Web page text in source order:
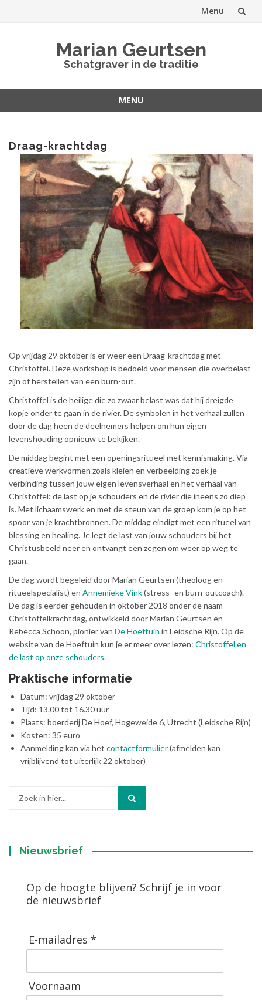
Menu
Marian Geurtsen
Schatgraver in de traditie
MENU
inhoud
Draag-krachtdag
Op vrijdag 29 oktober is er weer een Draag-krachtdag met
Christoffel. Deze workshop is bedoeld voor mensen die overbelast
zijn of herstellen van een burn-out.
Christoffel is de heilige die zo zwaar belast was dat hij dreigde
kopje onder te gaan in de rivier. De symbolen in het verhaal zullen
door de dag heen de deelnemers helpen om hun eigen
levenshouding opnieuw te bekijken.
De middag begint met een openingsritueel met kennismaking. Via
creatieve werkvormen zoals kleien en verbeelding zoek je
verbinding tussen jouw eigen levensverhaal en het verhaal van
Christoffel: de last op je schouders en de rivier die ineens zo diep
is. Met lichaamswerk en met de steun van de groep kom je op het
spoor van je krachtbronnen. De middag eindigt met een ritueel van
blessing en healing. Je legt de last van jouw schouders bij het
Christusbeeld neer en ontvangt een zegen om weer op weg te
gaan.
De dag wordt begeleid door Marian Geurtsen (theoloog en
ritueelspecialist) en Annemieke Vink(stress- en burn-outcoach).
De dag is eerder gehouden in oktober 2018 onder de naam
Christoffelkrachtdag, ontwikkeld door Marian Geurtsen en
Rebecca Schoon, pionier van De Hoeftuin in Leidsche Rijn. Op de
website van de Hoeftuin kun je er meer over lezen: Christoffel en
de last op onze schouders.
Praktische informatie
Datum: vrijdag 29 oktober
Tijd: 13.00 tot 16.30 uur
Plaats: boerderij De Hoef, Hogeweide 6, Utrecht (Leidsche Rijn)
Kosten: 35 euro
Aanmelding kan via het contactformulier(afmelden kan
vrijblijvend tot uiterlijk 22 oktober)
Nieuwsbrief
Op de hoogte blijven? Schrijf je in voor
de nieuwsbrief
E-mailadres *
Voornaam